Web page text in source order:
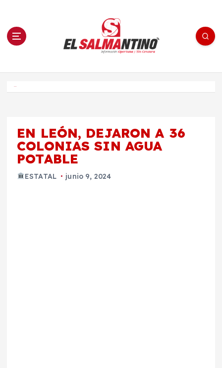
n El Salmantino - medios/noticias/editorial
EN LEÓN, DEJARON A 36
COLONIAS SIN AGUA
POTABLE
ESTATAL junio 9, 2024